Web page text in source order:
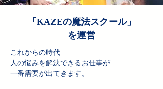
「KAZEの魔法スクール」
を運営
これからの時代
人の悩みを解決できるお仕事が
一番需要が出てきます。